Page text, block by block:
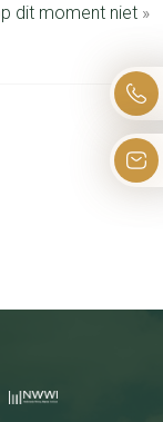
dit moment niet »